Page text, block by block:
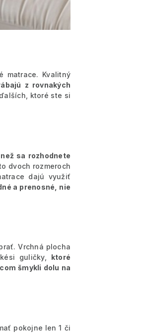
matrace. Kvalitný
z rovnakých
ktoré ste si
sa rozhodnete
dvoch rozmeroch
dajú využiť
a prenosné, nie
Vrchná plocha
guličky, ktoré
šmykli dolu na
pokojne len 1 či